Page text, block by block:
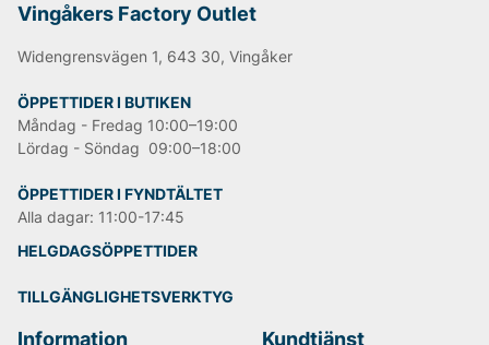
Vingåkers Factory Outlet
Widengrensvägen 1, 643 30, Vingåker
ÖPPETTIDER I BUTIKEN
Måndag - Fredag 10:00–19:00
Lördag - Söndag 09:00–18:00
ÖPPETTIDER I FYNDTÄLTET
Alla dagar: 11:00-17:45
HELGDAGSÖPPETTIDER
TILLGÄNGLIGHETSVERKTYG
Information Kundtjänst